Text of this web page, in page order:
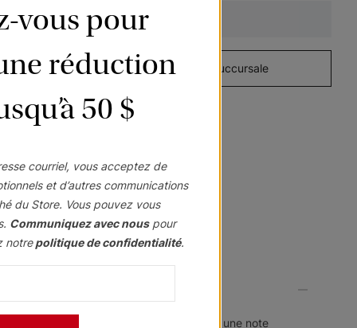
Gratuit
Gratuit
Nuevo
Minéral
Échantillon
Gratuit
Santa Fe
Gris français
Échantillon
Gratuit
Ajouter au panier
domicile Visitez une succursale
et d'imprimés conçus pour conférer une note
vous pour
réduction
50 $
courriel, vous acceptez de
et d’autres communications
du Store. Vous pouvez vous
Communiquez avec nouspour
notre politique de confidentialité.